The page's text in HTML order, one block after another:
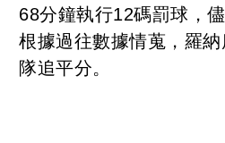
68分鐘執行12碼罰球，
根據過往數據情蒐，羅
隊追平分。